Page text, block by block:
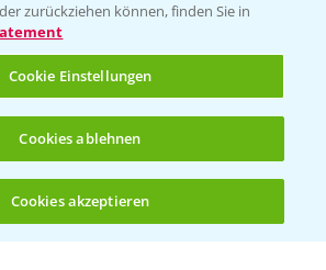
(noch 4)
Sie uns
Datenschutzerklärung
zurückziehen können, finden Sie in
Cookie Einstellungen
Cookies ablehnen
Cookies akzeptieren